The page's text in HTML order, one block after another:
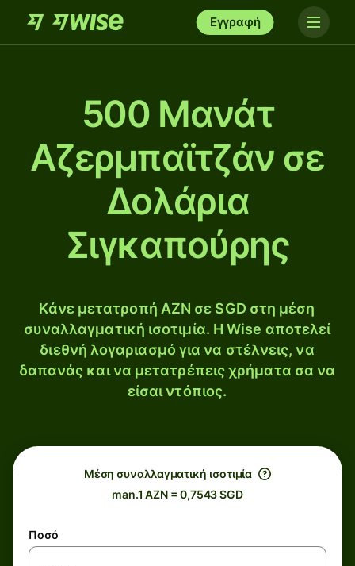
Εγγραφή
500 Μανάτ
Αζερμπαϊτζάν σε
Δολάρια
Σιγκαπούρης
Κάνε μετατροπή AZN σε SGD στη μέση
συναλλαγματική ισοτιμία. Η Wise αποτελεί
διεθνή λογαριασμό για να στέλνεις, να
δαπανάς και να μετατρέπεις χρήματα σα να
είσαι ντόπιος.
Μέση συναλλαγματική ισοτιμία
man.1 AZN = 0,7543 SGD
Ποσό